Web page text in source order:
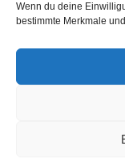
Wenn du deine
bestimmte Merkmale
Wiedenbrück’e açtı